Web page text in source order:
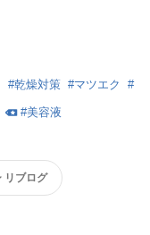
#乾燥対策 #マツエク #
#美容液
リブログ